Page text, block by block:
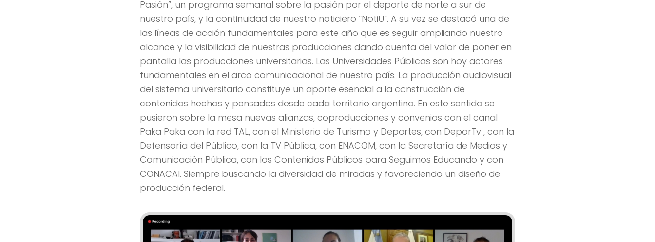
Pasión”, un programa semanal sobre la pasión por el deporte de norte a sur de
nuestro país, y la continuidad de nuestro noticiero “NotiU”. A su vez se destacó una de
las líneas de acción fundamentales para este año que es seguir ampliando nuestro
alcance y la visibilidad de nuestras producciones dando cuenta del valor de poner en
pantalla las producciones universitarias. Las Universidades Públicas son hoy actores
fundamentales en el arco comunicacional de nuestro país. La producción audiovisual
del sistema universitario constituye un aporte esencial a la construcción de
contenidos hechos y pensados desde cada territorio argentino. En este sentido se
pusieron sobre la mesa nuevas alianzas, coproducciones y convenios con el canal
Paka Paka con la red TAL, con el Ministerio de Turismo y Deportes, con DeporTv , con la
Defensoría del Público, con la TV Pública, con ENACOM, con la Secretaría de Medios y
Comunicación Pública, con los Contenidos Públicos para Seguimos Educando y con
CONACAI. Siempre buscando la diversidad de miradas y favoreciendo un diseño de
producción federal.